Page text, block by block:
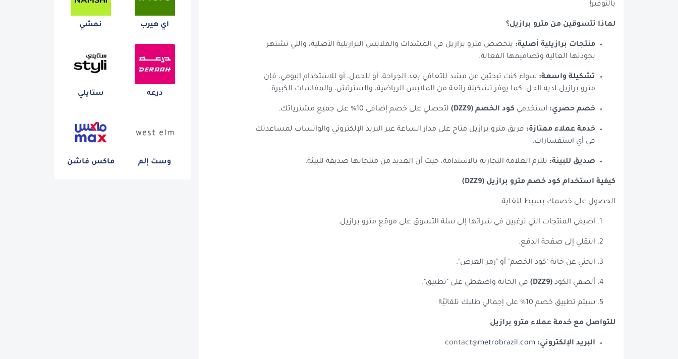
بالتوفير!
لماذا تتسوقين من مترو برازيل؟
منتجات برازيلية أصلية: يتخصص مترو برازيل في المشدات والملابس البرازيلية الأصلية، والتي تشتهر
بجودتها العالية وتصاميمها الفعالة.
تشكيلة واسعة: سواء كنت تبحثين عن مشد للتعافي بعد الجراحة، أو للحمل، أو للاستخدام اليومي، فإن
مترو برازيل لديه الحل. كما يوفر تشكيلة رائعة من الملابس الرياضية، والسترتش، والمقاسات الكبيرة.
خصم حصري: استخدمي كود الخصم (DZZ9) لتحصلي على خصم إضافي 10% على جميع مشترياتك.
خدمة عملاء ممتازة: فريق مترو برازيل متاح على مدار الساعة عبر البريد الإلكتروني والواتساب لمساعدتك
في أي استفسارات.
صديق للبيئة: تلتزم العلامة التجارية بالاستدامة، حيث أن العديد من منتجاتها صديقة للبيئة.
كيفية استخدام كود خصم مترو برازيل (DZZ9)
الحصول على خصمك بسيط للغاية:
أضيفي المنتجات التي ترغبين في شرائها إلى سلة التسوق على موقع مترو برازيل.
انتقلي إلى صفحة الدفع.
ابحثي عن خانة "كود الخصم" أو "رمز العرض".
ألصقي الكود (DZZ9) في الخانة واضغطي على "تطبيق".
سيتم تطبيق خصم 10% على إجمالي طلبك تلقائيًا!
للتواصل مع خدمة عملاء مترو برازيل
البريد الإلكتروني: metrobrazil.com
اي هيرب نمشي
درعه ستايلي
وست إلم ماكس فاشن